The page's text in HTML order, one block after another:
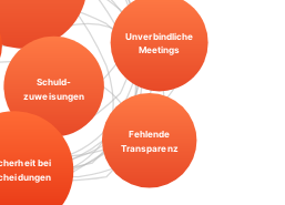
Unverbindliche
Meetings
Schuld-
zuweisungen
Fehlende
Transparenz
bei